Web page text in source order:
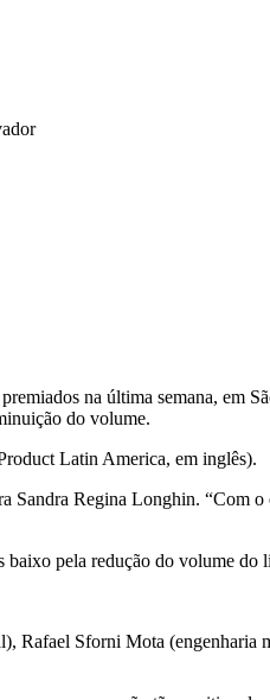
na última semana, em
do volume.
Latin America, em inglês).
Sandra Regina Longhin. “Com
baixo pela redução do volume do
Rafael Sforni Mota